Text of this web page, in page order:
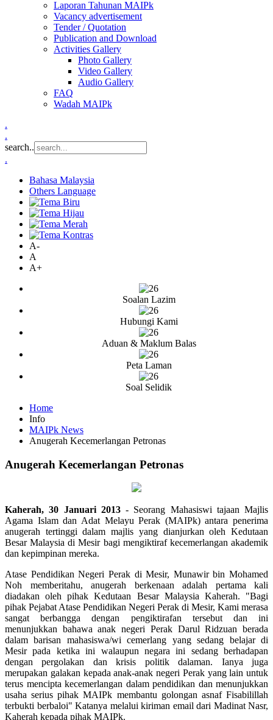
Laporan Tahunan MAIPk
Vacancy advertisement
Tender / Quotation
Publication and Download
Activities Gallery
Photo Gallery
Video Gallery
Audio Gallery
FAQ
Wadah MAIPk
.
.
search..
.
Bahasa Malaysia
Others Language
A-
A
A+
Soalan Lazim
Hubungi Kami
Aduan & Maklum Balas
Peta Laman
Soal Selidik
Home
Info
MAIPk News
Anugerah Kecemerlangan Petronas
Anugerah Kecemerlangan Petronas
Kaherah, 30 Januari 2013- Seorang Mahasiswi tajaan Majlis
Agama Islam dan Adat Melayu Perak (MAIPk) antara penerima
anugerah tertinggi dalam majlis yang dianjurkan oleh Kedutaan
Besar Malaysia di Mesir bagi mengiktiraf kecemerlangan akademik
dan kepimpinan mereka.
Atase Pendidikan Negeri Perak di Mesir, Munawir bin Mohamed
Noh memberitahu, anugerah berkenaan adalah pertama kali
diadakan oleh pihak Kedutaan Besar Malaysia Kaherah. "Bagi
pihak Pejabat Atase Pendidikan Negeri Perak di Mesir, Kami merasa
sangat berbangga dengan pengiktirafan tersebut dan ini
menunjukkan bahawa anak negeri Perak Darul Ridzuan berada
dalam barisan mahasiswa/wi cemerlang yang sedang belajar di
Mesir pada ketika ini walaupun negara ini sedang berhadapan
dengan pergolakan dan krisis politik dalaman. Ianya juga
merupakan galakan kepada anak-anak negeri Perak yang lain untuk
terus mencipta kecemerlangan dalam pendidikan dan menunjukkan
usaha serius pihak MAIPk membantu golongan asnaf Fisabilillah
terbukti berbaloi" Katanya melalui kiriman email dari Madinat Nasr,
Kaherah kepada pihak MAIPk.